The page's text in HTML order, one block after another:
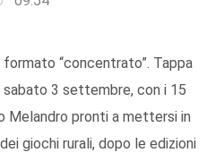
formato “concentrato”. Tappa
sabato 3 settembre, con i 15
Melandro pronti a mettersi in
giochi rurali, dopo le edizioni